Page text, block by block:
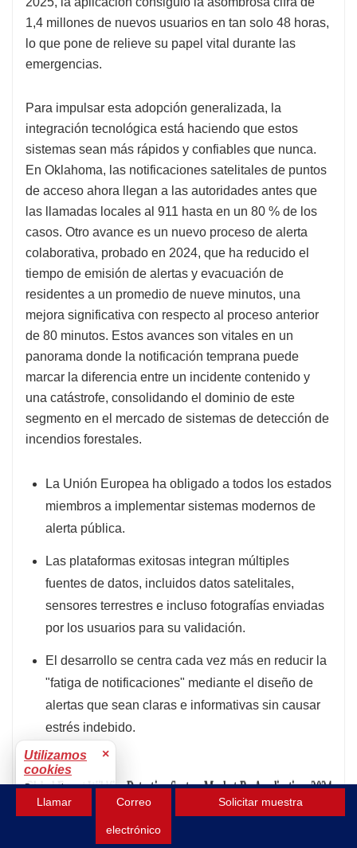
1,4 millones de nuevos usuarios en tan solo 48 horas,
lo que pone de relieve su papel vital durante las
emergencias.
Para impulsar esta adopción generalizada, la
integración tecnológica está haciendo que estos
sistemas sean más rápidos y confiables que nunca.
En Oklahoma, las notificaciones satelitales de puntos
de acceso ahora llegan a las autoridades antes que
las llamadas locales al 911 hasta en un 80 % de los
casos. Otro avance es un nuevo proceso de alerta
colaborativa, probado en 2024, que ha reducido el
tiempo de emisión de alertas y evacuación de
residentes a un promedio de nueve minutos, una
mejora significativa con respecto al proceso anterior
de 80 minutos. Estos avances son vitales en un
panorama donde la notificación temprana puede
marcar la diferencia entre un incidente contenido y
una catástrofe, consolidando el dominio de este
segmento en el mercado de sistemas de detección de
incendios forestales.
La Unión Europea ha obligado a todos los estados
miembros a implementar sistemas modernos de
alerta pública.
Las plataformas exitosas integran múltiples
fuentes de datos, incluidos datos satelitales,
sensores terrestres e incluso fotografías enviadas
por los usuarios para su validación.
El desarrollo se centra cada vez más en reducir la
"fatiga de notificaciones" mediante el diseño de
alertas que sean claras e informativas sin causar
estrés indebido.
Llamar Correo
electrónico
Solicitar muestra
Utilizamos
cookies
×
Para mejorar tu
experiencia.